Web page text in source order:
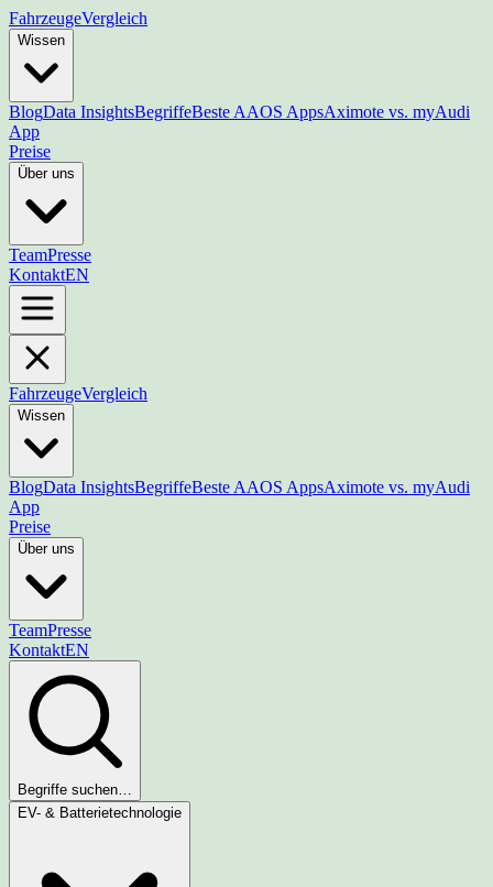
FahrzeugeVergleich
Wissen
BlogData InsightsBegriffeBeste AAOS AppsAximote vs. myAudi
App
Preise
Über uns
TeamPresse
KontaktEN
FahrzeugeVergleich
Wissen
BlogData InsightsBegriffeBeste AAOS AppsAximote vs. myAudi
App
Preise
Über uns
TeamPresse
KontaktEN
Begriffe suchen…
EV- & Batterietechnologie